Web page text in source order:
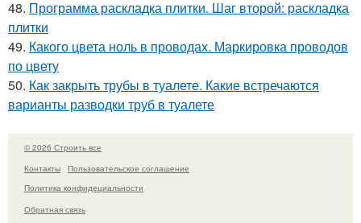
48. Программа раскладка плитки. Шаг второй: раскладка
плитки
49. Какого цвета ноль в проводах. Маркировка проводов
по цвету
50. Как закрыть трубы в туалете. Какие встречаются
варианты разводки труб в туалете
© 2026 Строить все
Контакты
Пользовательское соглашение
Политика конфидециальности
Обратная связь